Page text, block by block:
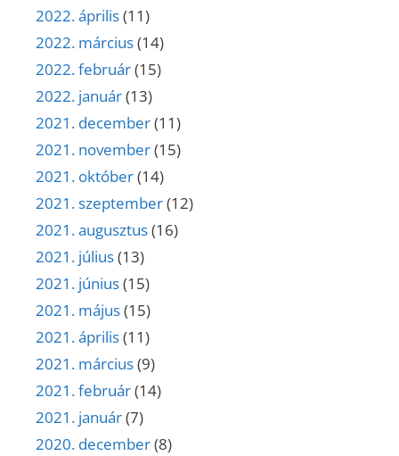
2022. április(11)
2022. március(14)
2022. február(15)
2022. január(13)
2021. december(11)
2021. november(15)
2021. október(14)
2021. szeptember(12)
2021. augusztus(16)
2021. július(13)
2021. június(15)
2021. május(15)
2021. április(11)
2021. március(9)
2021. február(14)
2021. január(7)
2020. december(8)